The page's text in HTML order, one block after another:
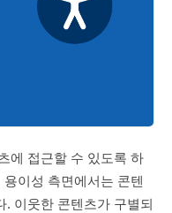
에 접근할 수 있도록 하
이성 측면에서는 콘텐
이웃한 콘텐츠가 구별되